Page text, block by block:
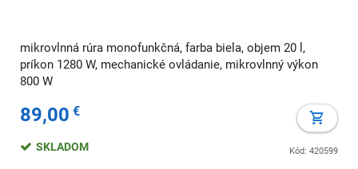
mikrovlnná rúra monofunkčná, farba biela, objem 20 l,
príkon 1280 W, mechanické ovládanie, mikrovlnný výkon
800 W
89,00 €
Kód: 420599
SKLADOM